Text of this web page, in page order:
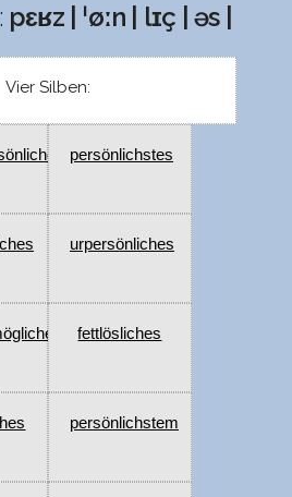
pɛʁz | ˈøːn | lɪç | əs |
Vier Silben:
persönlichstes
urpersönliches
fettlösliches
persönlichstem